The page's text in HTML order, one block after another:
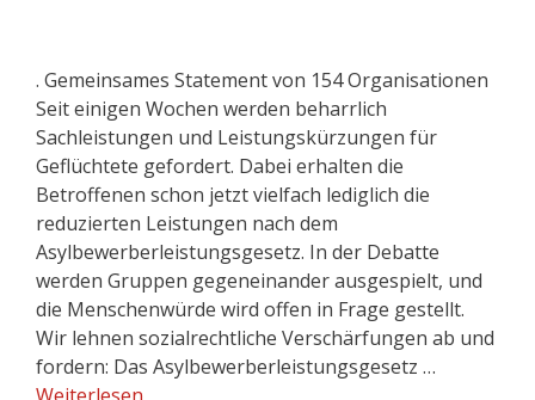
. Gemeinsames Statement von 154 Organisationen
Seit einigen Wochen werden beharrlich
Sachleistungen und Leistungskürzungen für
Geflüchtete gefordert. Dabei erhalten die
Betroffenen schon jetzt vielfach lediglich die
reduzierten Leistungen nach dem
Asylbewerberleistungsgesetz. In der Debatte
werden Gruppen gegeneinander ausgespielt, und
die Menschenwürde wird offen in Frage gestellt.
Wir lehnen sozialrechtliche Verschärfungen ab und
fordern: Das Asylbewerberleistungsgesetz …